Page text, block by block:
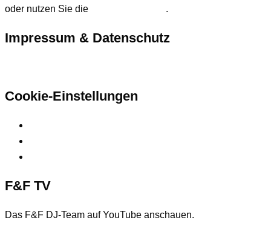
oder nutzen Sie die
.
Impressum & Datenschutz
Cookie-Einstellungen
F&F TV
Das F&F DJ-Team auf YouTube anschauen.